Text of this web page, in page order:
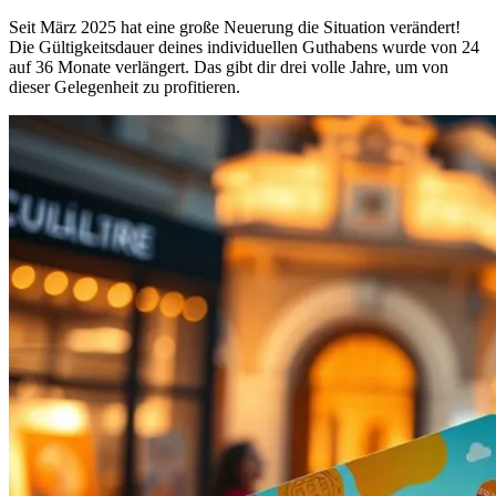
Seit März 2025 hat eine große Neuerung die Situation verändert!
Die Gültigkeitsdauer deines individuellen Guthabens wurde von 24
auf 36 Monate verlängert. Das gibt dir drei volle Jahre, um von
dieser Gelegenheit zu profitieren.